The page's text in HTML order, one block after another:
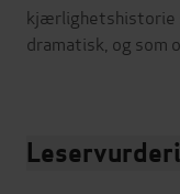
kjærlighetshistorie
dramatisk, og som